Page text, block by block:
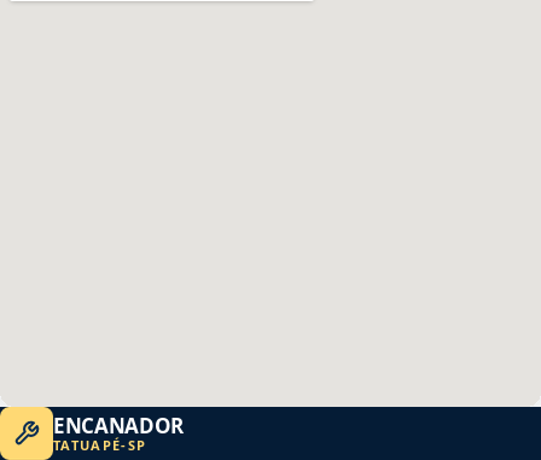
ENCANADOR
TATUAPÉ-SP